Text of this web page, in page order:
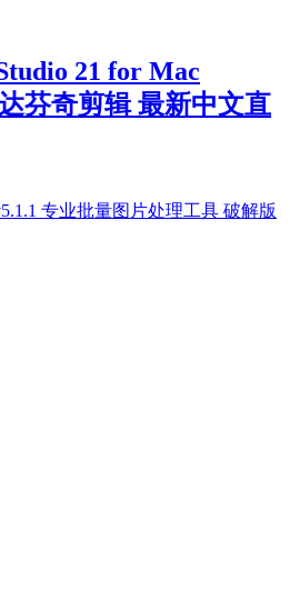
21 for Mac
芬奇剪辑 最新中文直